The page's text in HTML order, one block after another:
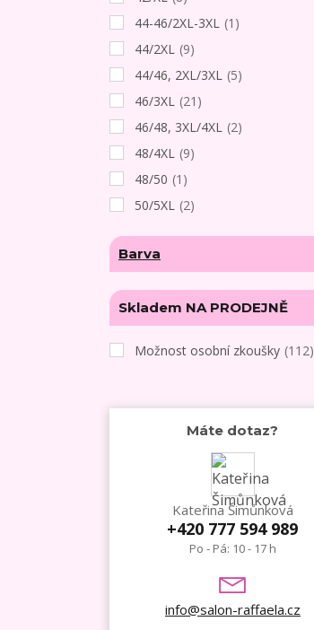
44-46/2XL-3XL (1)
44/2XL (9)
44/46, 2XL/3XL (5)
46/3XL (21)
46/48, 3XL/4XL (2)
48/4XL (9)
48/50 (1)
50/5XL (2)
Barva
Skladem NA PRODEJNĚ
Možnost osobní zkoušky (112)
Máte dotaz?
Kateřina Šimůnková
+420 777 594 989
Po - Pá: 10 - 17 h
info@salon-raffaela.cz